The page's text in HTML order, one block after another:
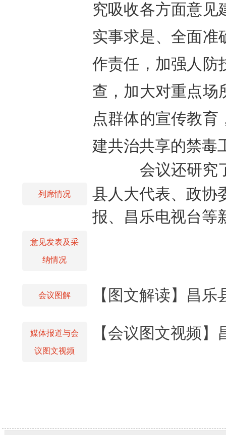
究吸收各方面意见
实事求是、全面准
作责任，加强人防
查，加大对重点场
点群体的宣传教育
建共治共享的禁毒
会议还研究
列席情况
县人大代表、政协
报、昌乐电视台等
意见发表及采
纳情况
会议图解 【图文解读】昌
媒体报道与会
议图文视频
【会议图文视频